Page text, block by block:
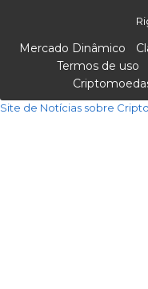
Mercado Dinâmico
Termos de uso
Site de Notícias sobre